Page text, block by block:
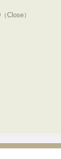
Close）